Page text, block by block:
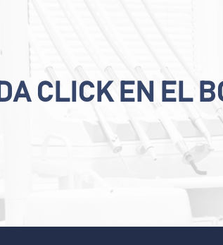
DA CLICK EN EL